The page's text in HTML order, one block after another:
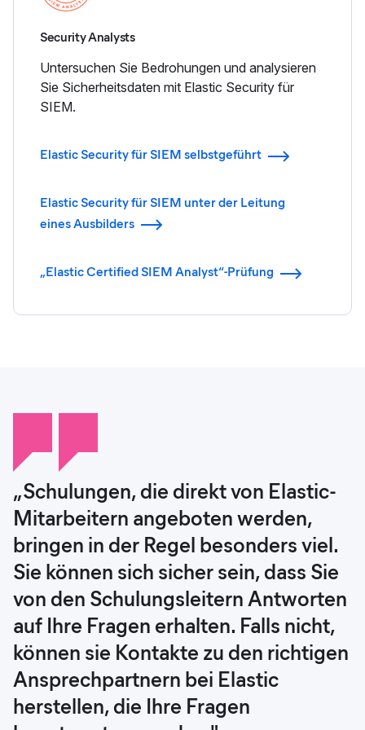
Security Analysts
Untersuchen Sie Bedrohungen und analysieren
Sie Sicherheitsdaten mit Elastic Security für
SIEM.
Elastic Security für SIEM selbstgeführt
Elastic Security für SIEM unter der Leitung
eines Ausbilders
„Elastic Certified SIEM Analyst“-Prüfung
„Schulungen, die direkt von Elastic-
Mitarbeitern angeboten werden,
bringen in der Regel besonders viel.
Sie können sich sicher sein, dass Sie
von den Schulungsleitern Antworten
auf Ihre Fragen erhalten. Falls nicht,
können sie Kontakte zu den richtigen
Ansprechpartnern bei Elastic
herstellen, die Ihre Fragen
„Das Elastic-Training war
ausgezeichnet, insbesondere die
Mentoren und das On-Demand- und
virtuelle Präsenztraining.“
Kamyar Kojouri
Director of Security Operations, ECI
„Elastic Training ist ein weiterer
Bereich, der unserem Team geholfen
hat, herausragende Leistungen zu
erbringen. Viele Leute in meinem
Team haben an Online-Schulungen
teilgenommen und Zertifizierungen
in Elasticsearch Engineer, Data
Analysis mit Kibana und
Observability Engineer
„Elastic stellt eine große Menge an
Schulungs- und
Ausbildungsmaterialien zur
Verfügung, die den Teammitgliedern
die Sicherheit geben, Probleme
schnell anzugehen und zu lösen. Das
bedeutet, dass jeder, vom Techniker
bis zum leitenden Analysten, seine
Aufgabe versteht und eine aktive